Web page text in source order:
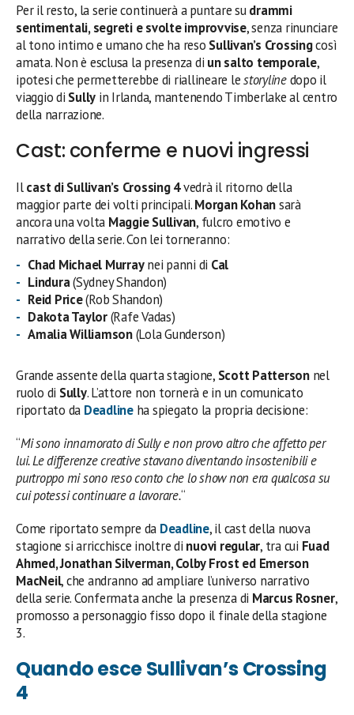
Per il resto, la serie continuerà a puntare sudrammi
sentimentali, segreti e svolte improvvise, senza rinunciare
al tono intimo e umano che ha reso Sullivan’s Crossingcosì
amata. Non è esclusa la presenza di un salto temporale,
ipotesi che permetterebbe di riallineare lestorylinedopo il
viaggio di Sully in Irlanda, mantenendo Timberlake al centro
della narrazione.
Cast: conferme e nuovi ingressi
Ilcast di Sullivan’s Crossing 4vedrà il ritorno della
maggior parte dei volti principali.Morgan Kohansarà
ancora una volta Maggie Sullivan, fulcro emotivo e
narrativo della serie. Con lei torneranno:
Chad Michael Murraynei panni di Cal
Lindura(Sydney Shandon)
Reid Price(Rob Shandon)
Dakota Taylor(Rafe Vadas)
Amalia Williamson(Lola Gunderson)
Grande assente della quarta stagione, Scott Pattersonnel
ruolo di Sully. L’attore non tornerà e in un comunicato
riportato da Deadlineha spiegato la propria decisione:
“Mi sono innamorato di Sully e non provo altro che affetto per
lui. Le differenze creative stavano diventando insostenibili e
purtroppo mi sono reso conto che lo show non era qualcosa su
cui potessi continuare a lavorare.“
Come riportato sempre da Deadline, il cast della nuova
stagione si arricchisce inoltre di nuovi regular, tra cui Fuad
Ahmed, Jonathan Silverman, Colby Frost ed Emerson
MacNeil, che andranno ad ampliare l’universo narrativo
della serie. Confermata anche la presenza di Marcus Rosner,
promosso a personaggio fisso dopo il finale della stagione
3.
Quando esce Sullivan’s Crossing
4